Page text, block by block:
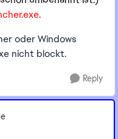
.
oder Windows
nicht blockt.
Reply